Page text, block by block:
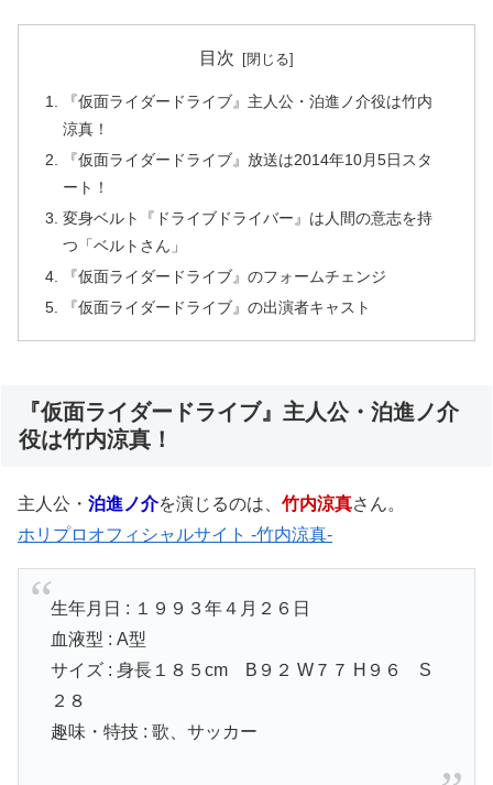
目次
『仮面ライダードライブ』主人公・泊進ノ介役は竹内
涼真！
『仮面ライダードライブ』放送は2014年10月5日スタ
ート！
変身ベルト『ドライブドライバー』は人間の意志を持
つ「ベルトさん」
『仮面ライダードライブ』のフォームチェンジ
『仮面ライダードライブ』の出演者キャスト
『仮面ライダードライブ』主人公・泊進ノ介
役は竹内涼真！
主人公・ 泊進ノ介を演じるのは、 竹内涼真さん。
ホリプロオフィシャルサイト -竹内涼真-
生年月日 : １９９３年４月２６日
血液型 : A型
サイズ : 身長１８５cm B９２ W７７ H９６ S
２８
趣味・特技 : 歌、サッカー